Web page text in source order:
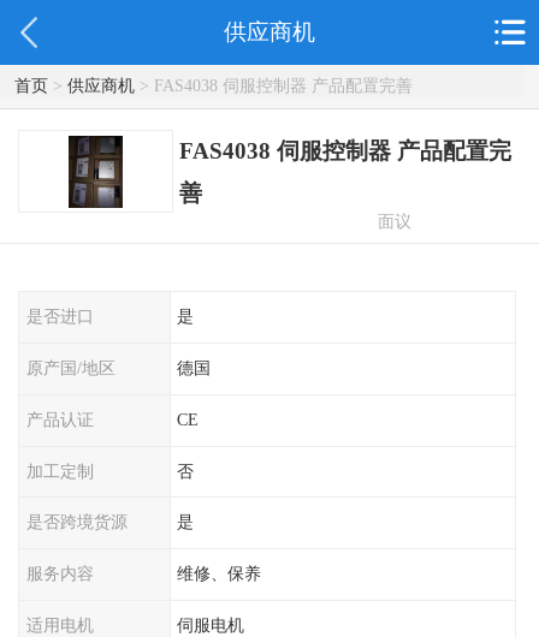
供应商机
首页> 供应商机> FAS4038 伺服控制器 产品配置完善
FAS4038 伺服控制器 产品配置完
善
面议
是否进口 是
原产国/地区 德国
产品认证 CE
加工定制 否
是否跨境货源 是
服务内容 维修、保养
适用电机 伺服电机